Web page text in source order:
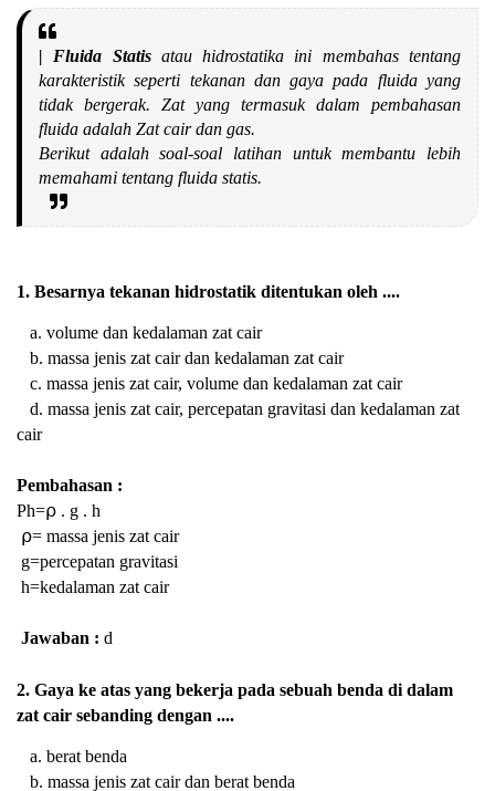
| Fluida Statis atau hidrostatika ini membahas tentang
karakteristik seperti tekanan dan gaya pada fluida yang
tidak bergerak. Zat yang termasuk dalam pembahasan
fluida adalah Zat cair dan gas.
Berikut adalah soal-soal latihan untuk membantu lebih
memahami tentang fluida statis.
1. Besarnya tekanan hidrostatik ditentukan oleh ....
a. volume dan kedalaman zat cair
b. massa jenis zat cair dan kedalaman zat cair
c. massa jenis zat cair, volume dan kedalaman zat cair
d. massa jenis zat cair, percepatan gravitasi dan kedalaman zat
cair
Pembahasan :
Ph=⍴ . g . h
⍴= massa jenis zat cair
g=percepatan gravitasi
h=kedalaman zat cair
Jawaban : d
2. Gaya ke atas yang bekerja pada sebuah benda di dalam
zat cair sebanding dengan ....
a. berat benda
b. massa jenis zat cair dan berat benda